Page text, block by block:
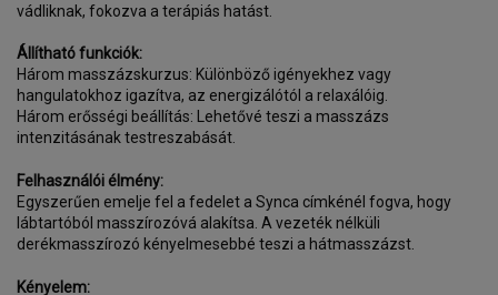
vádliknak, fokozva a terápiás hatást.
Állítható funkciók:
Három masszázskurzus: Különböző igényekhez vagy
hangulatokhoz igazítva, az energizálótól a relaxálóig.
Három erősségi beállítás: Lehetővé teszi a masszázs
intenzitásának testreszabását.
Felhasználói élmény:
Egyszerűen emelje fel a fedelet a Synca címkénél fogva, hogy
lábtartóból masszírozóvá alakítsa. A vezeték nélküli
derékmasszírozó kényelmesebbé teszi a hátmasszázst.
Kényelem: